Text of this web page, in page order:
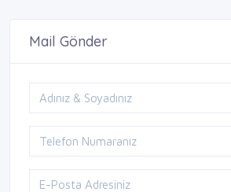
Mail Gönder